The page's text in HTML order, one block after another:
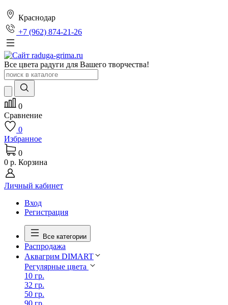
Краснодар
+7 (962) 874-21-26
Все цвета радуги для Вашего творчества!
0
Сравнение
0
Избранное
0
0 р. Корзина
Личный кабинет
Вход
Регистрация
Все категории
Распродажа
Аквагрим DIMART
Регулярные цвета
10 гр.
32 гр.
50 гр.
90 гр.